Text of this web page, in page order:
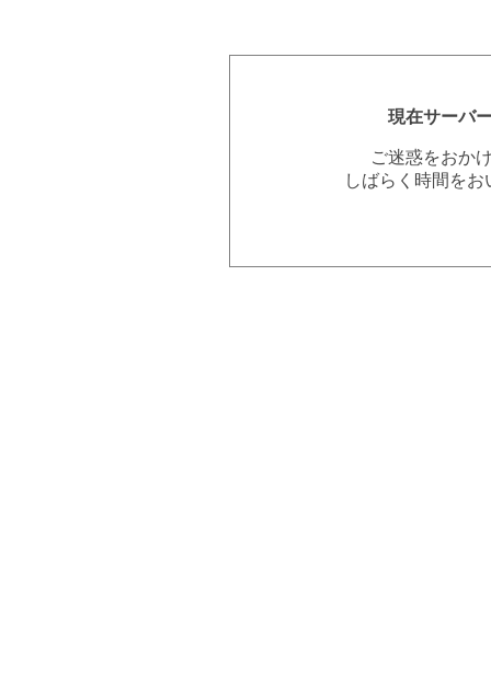
現在サーバ
ご迷惑をおか
しばらく時間を